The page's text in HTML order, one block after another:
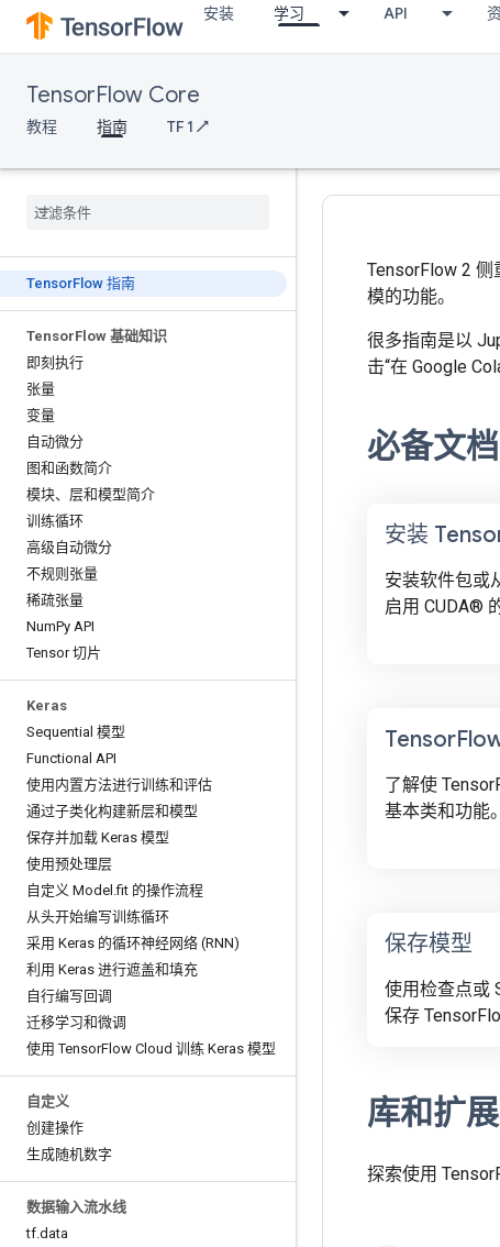
安装 学习 API
TensorFlow Core
教程 指南 TF 1 ↗
TensorFlow 指南
TensorFlow 基础知识
即刻执行
张量
变量
自动微分
图和函数简介
模块、层和模型简介
训练循环
高级自动微分
不规则张量
稀疏张量
NumPy API
Tensor 切片
Keras
Sequential 模型
Functional API
使用内置方法进行训练和评估
通过子类化构建新层和模型
保存并加载 Keras 模型
使用预处理层
自定义 Model .fit 的操作流程
从头开始编写训练循环
采用 Keras 的循环神经网络 (RNN)
利用 Keras 进行遮盖和填充
自行编写回调
迁移学习和微调
使用 TensorFlow Cloud 训练 Keras 模型
自定义
创建操作
生成随机数字
数据输入流水线
tf.data
TensorFlow 2
模的功能。
很多指南是以
击“在 Google
必备文档
安装
安装软件包或
启用 CUDA®
Tensor
了解使
基本类和功能。
保存模型
使用检查点或
保存
库和扩
探索使用